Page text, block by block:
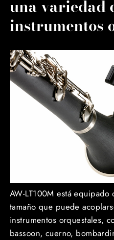
una variedad
instrumentos
AW-LT100M está
tamaño que puede
instrumentos orquestales,
bassoon, cuerno,